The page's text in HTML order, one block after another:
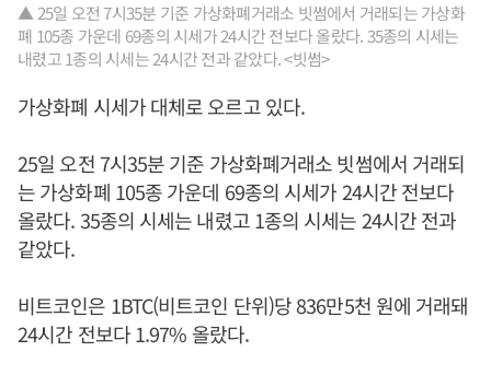
▲ 25일 오전 7시35분 기준 가상화폐거래소 빗썸에서 거래되는 가상화
폐 105종 가운데 69종의 시세가 24시간 전보다 올랐다. 35종의 시세는
내렸고 1종의 시세는 24시간 전과 같았다. <빗썸>
가상화폐 시세가 대체로 오르고 있다.
25일 오전 7시35분 기준 가상화폐거래소 빗썸에서 거래되
는 가상화폐 105종 가운데 69종의 시세가 24시간 전보다
올랐다. 35종의 시세는 내렸고 1종의 시세는 24시간 전과
같았다.
비트코인은 1BTC(비트코인 단위)당 836만5천 원에 거래돼
24시간 전보다 1.97% 올랐다.